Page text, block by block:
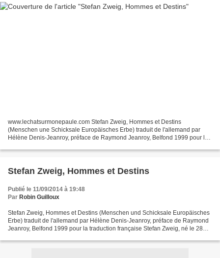
www.lechatsurmonepaule.com Stefan Zweig, Hommes et Destins
(Menschen une Schicksale Europäisches Erbe) traduit de l'allemand par
Hélène Denis-Jeanroy, préface de Raymond Jeanroy, Belfond 1999 pour la
Stefan Zweig, Hommes et Destins
Publié le 11/09/2014 à 19:48
Par Robin Guilloux
Stefan Zweig, Hommes et Destins (Menschen und Schicksale Europäisches
Erbe) traduit de l'allemand par Hélène Denis-Jeanroy, préface de Raymond
Jeanroy, Belfond 1999 pour la traduction française Stefan Zweig, né le 28